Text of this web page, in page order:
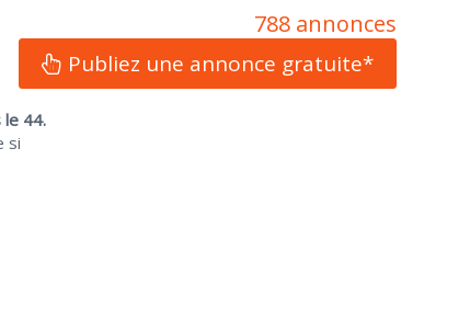
788 annonces
Publiez une annonce gratuite*
le 44.
si